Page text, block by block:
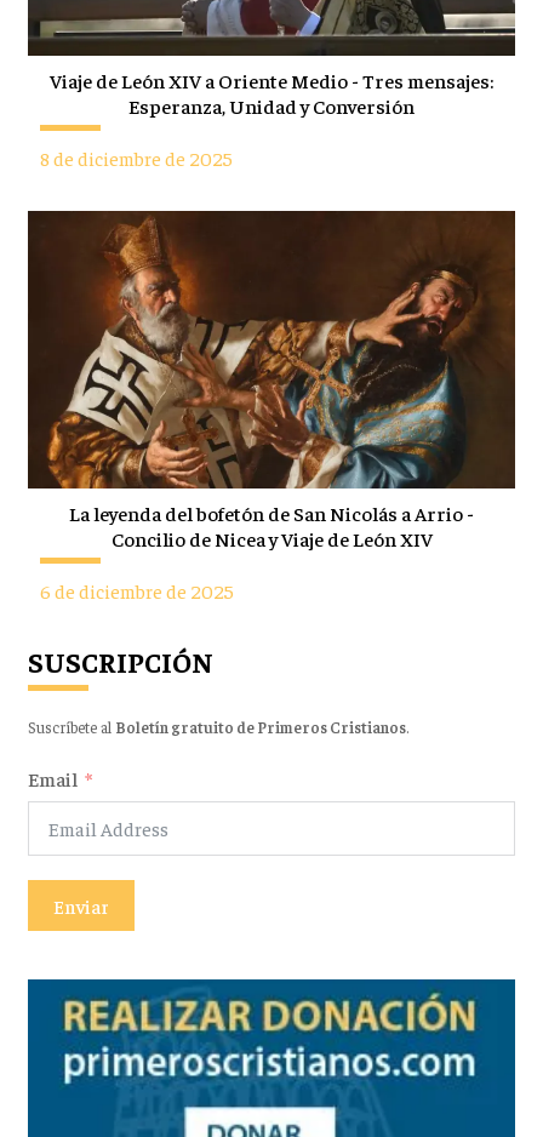
Viaje de León XIV a Oriente Medio - Tres mensajes:
Esperanza, Unidad y Conversión
8 de diciembre de 2025
La leyenda del bofetón de San Nicolás a Arrio -
Concilio de Nicea y Viaje de León XIV
6 de diciembre de 2025
SUSCRIPCIÓN
Suscríbete al Boletín gratuito de Primeros Cristianos.
Email
Enviar